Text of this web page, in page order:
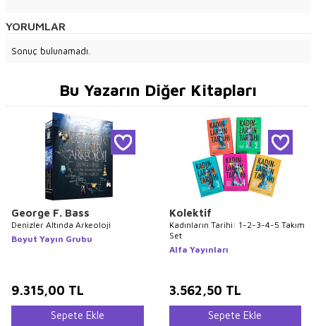
YORUMLAR
Sonuç bulunamadı.
Bu Yazarın Diğer Kitapları
George F. Bass
Denizler Altında Arkeoloji
Boyut Yayın Grubu
9.315,00 TL
Sepete Ekle
Kolektif
Kadınların Tarihi: 1-2-3-4-5 Takım
Set
Alfa Yayınları
3.562,50 TL
Sepete Ekle